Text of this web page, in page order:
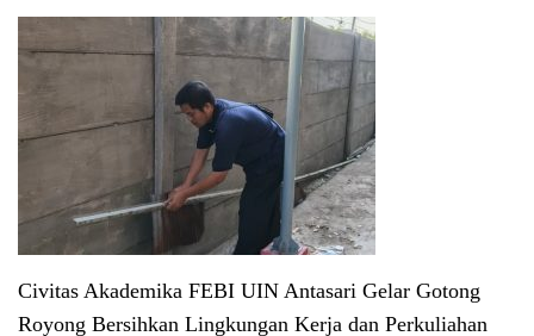
Civitas Akademika FEBI UIN Antasari Gelar Gotong
Royong Bersihkan Lingkungan Kerja dan Perkuliahan